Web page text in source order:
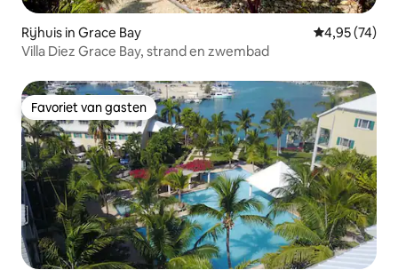
Rijhuis in Grace Bay Gemiddelde
4,95 (74)
Villa Diez Grace Bay, strand en zwembad
Favoriet van gasten
Favoriet van gasten